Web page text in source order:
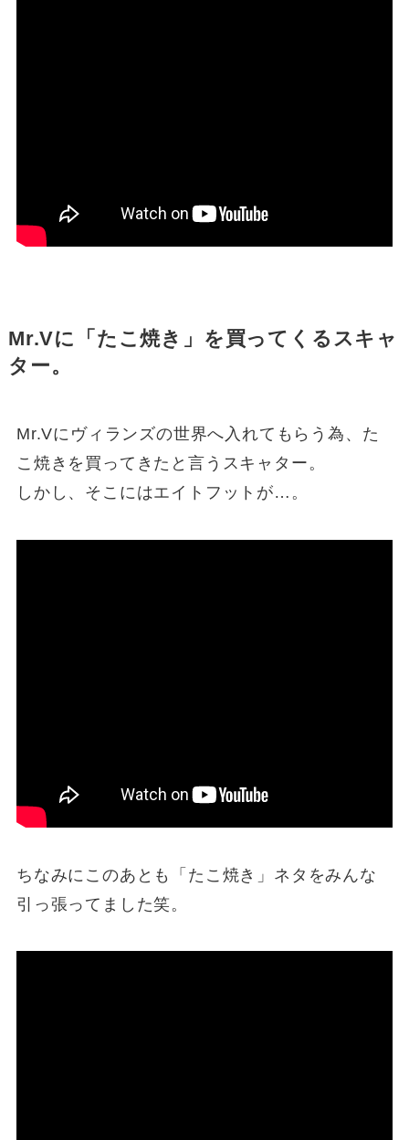
Mr.Vに「たこ焼き」を買ってくるスキャ
ター。
Mr.Vにヴィランズの世界へ入れてもらう為、た
こ焼きを買ってきたと言うスキャター。
しかし、そこにはエイトフットが…。
ちなみにこのあとも「たこ焼き」ネタをみんな
引っ張ってました笑。